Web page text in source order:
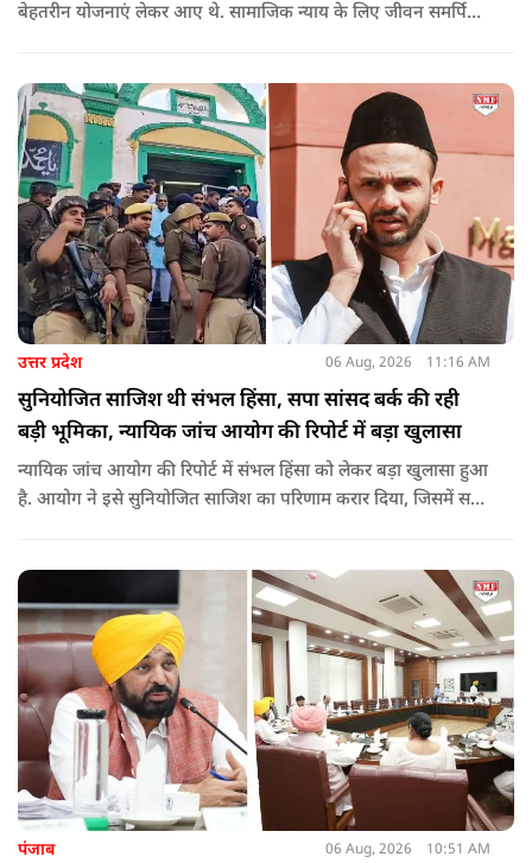
बेहतरीन योजनाएं लेकर आए थे. सामाजिक न्याय के लिए जीवन समर्पित
अहिल्या बाई होल्कर आदि की मूर्तियों पर छाजन, पार्क, बाउंड्रीवाल के
लिए हमने 407 करोड़ रुपये का प्रावधान किया है. यह बजट पास न हो,
इसके लिए समाजवादी पार्टी ने सदन की कार्यवाही को बाधित किया और
लगातार व्यवधान पैदा करने का प्रयास किया.
उत्तर प्रदेश 06 Aug, 2026 11:16 AM
सुनियोजित साजिश थी संभल हिंसा, सपा सांसद बर्क की रही
बड़ी भूमिका, न्यायिक जांच आयोग की रिपोर्ट में बड़ा खुलासा
न्यायिक जांच आयोग की रिपोर्ट में संभल हिंसा को लेकर बड़ा खुलासा हुआ
है. आयोग ने इसे सुनियोजित साजिश का परिणाम करार दिया, जिसमें सपा
पंजाब 06 Aug, 2026 10:51 AM